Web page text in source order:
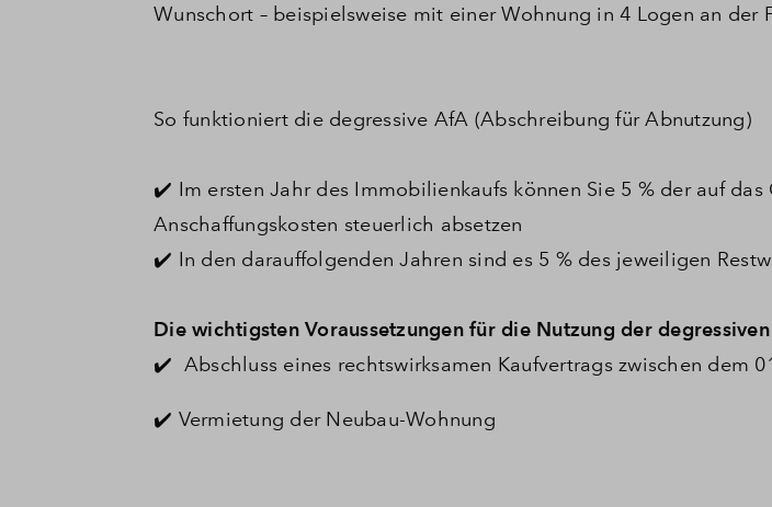
Wunschort – beispielsweise mit einer Wohnung in 4 Logen an der
So funktioniert die degressive AfA (Abschreibung für Abnutzung)
✔️ Im ersten Jahr des Immobilienkaufs können Sie 5 % der auf das
Anschaffungskosten steuerlich absetzen
✔️ In den darauffolgenden Jahren sind es 5 % des jeweiligen
Die wichtigsten Voraussetzungen für die Nutzung der
✔️ Abschluss eines rechtswirksamen Kaufvertrags zwischen dem
✔️ Vermietung der Neubau-Wohnung